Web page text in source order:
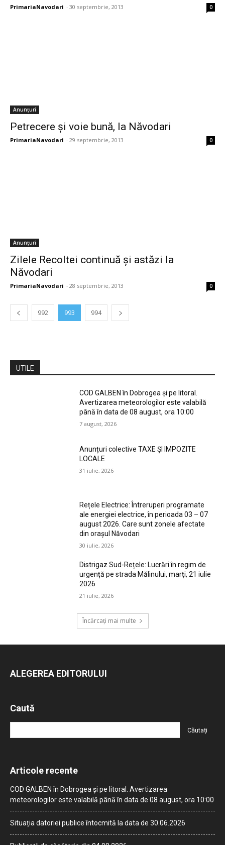
PrimariaNavodari - 30 septembrie, 2013 0
Anunțuri
Petrecere şi voie bună, la Năvodari
PrimariaNavodari - 29 septembrie, 2013 0
Anunțuri
Zilele Recoltei continuă și astăzi la
Năvodari
PrimariaNavodari - 28 septembrie, 2013 0
992 993 994
UTILE
COD GALBEN în Dobrogea și pe litoral.
Avertizarea meteorologilor este valabilă
până în data de 08 august, ora 10:00
7 august, 2026
Anunțuri colective TAXE ȘI IMPOZITE
LOCALE
31 iulie, 2026
Rețele Electrice: Întreruperi programate
ale energiei electrice, în perioada 03 – 07
august 2026. Care sunt zonele afectate
din orașul Năvodari
30 iulie, 2026
Distrigaz Sud-Rețele: Lucrări în regim de
urgență pe strada Mălinului, marți, 21 iulie
2026
21 iulie, 2026
Încărcați mai multe
ALEGEREA EDITORULUI
Caută
Articole recente
COD GALBEN în Dobrogea și pe litoral. Avertizarea
meteorologilor este valabilă până în data de 08 august, ora 10:00
Situația datoriei publice întocmită la data de 30.06.2026